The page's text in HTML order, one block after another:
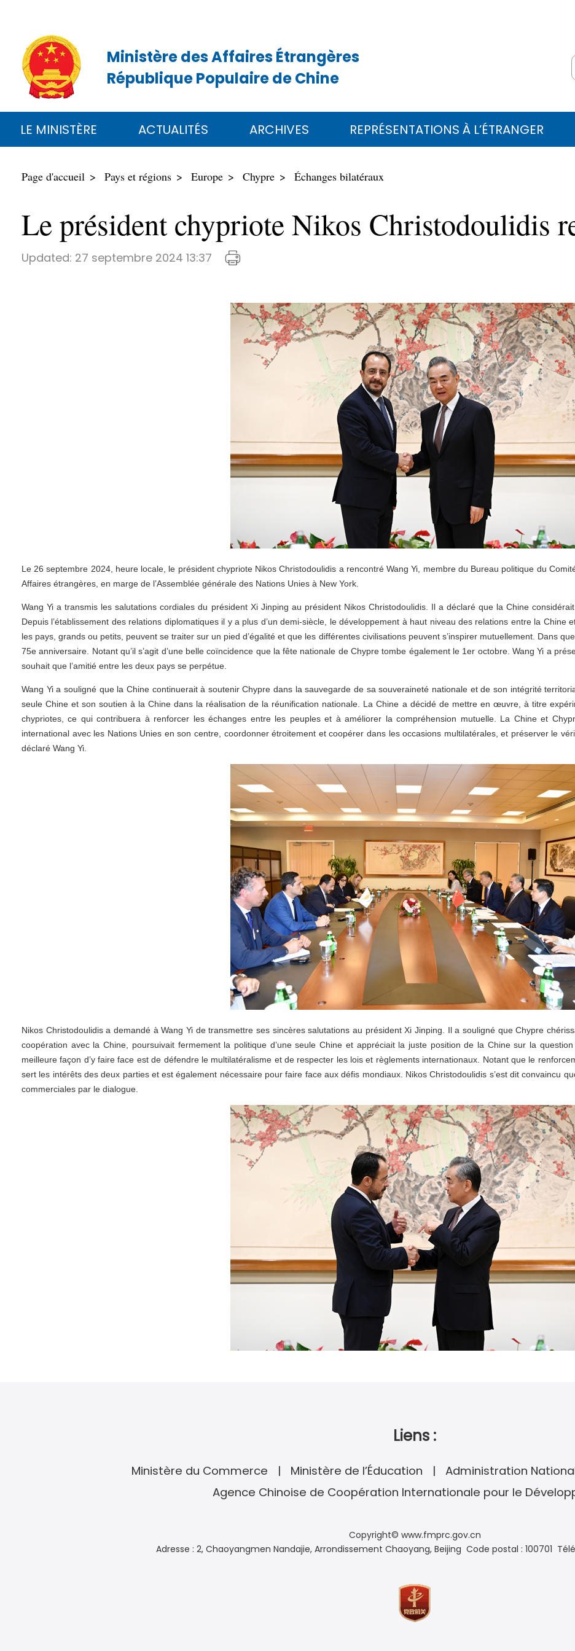
Ministère des Affaires Étrangères
République Populaire de Chine
LE MINISTÈRE ACTUALITÉS ARCHIVES REPRÉSENTATIONS À L’ÉTRANGER
Page d'accueil Pays et régions Europe Chypre Échanges bilatéraux
Le président chypriote Nikos Christodoulidis
Updated: 27 septembre 2024 13:37
Le 26 septembre 2024, heure locale, le président chypriote Nikos Christodoulidis a rencontré Wang Yi, membre du Bureau politique du
Affaires étrangères, en marge de l’Assemblée générale des Nations Unies à New York.
Wang Yi a transmis les salutations cordiales du président Xi Jinping au président Nikos Christodoulidis. Il a déclaré que la Chine
Depuis l’établissement des relations diplomatiques il y a plus d’un demi-siècle, le développement à haut niveau des relations entre la
les pays, grands ou petits, peuvent se traiter sur un pied d’égalité et que les différentes civilisations peuvent s’inspirer mutuellement. Dans
75e anniversaire. Notant qu’il s’agit d’une belle coïncidence que la fête nationale de Chypre tombe également le 1er octobre. Wang Yi a
souhait que l’amitié entre les deux pays se perpétue.
Wang Yi a souligné que la Chine continuerait à soutenir Chypre dans la sauvegarde de sa souveraineté nationale et de son intégrité
seule Chine et son soutien à la Chine dans la réalisation de la réunification nationale. La Chine a décidé de mettre en œuvre, à titre
chypriotes, ce qui contribuera à renforcer les échanges entre les peuples et à améliorer la compréhension mutuelle. La Chine et
international avec les Nations Unies en son centre, coordonner étroitement et coopérer dans les occasions multilatérales, et préserver le
déclaré Wang Yi.
Nikos Christodoulidis a demandé à Wang Yi de transmettre ses sincères salutations au président Xi Jinping. Il a souligné que Chypre
coopération avec la Chine, poursuivait fermement la politique d’une seule Chine et appréciait la juste position de la Chine sur la
meilleure façon d’y faire face est de défendre le multilatéralisme et de respecter les lois et règlements internationaux. Notant que le
sert les intérêts des deux parties et est également nécessaire pour faire face aux défis mondiaux. Nikos Christodoulidis s’est dit convaincu
commerciales par le dialogue.
Liens :
Ministère du Commerce Ministère de l’Éducation
Administration
Agence Chinoise de Coopération Internationale pour le
Copyright© www.fmprc.gov.cn
Adresse : 2, Chaoyangmen Nandajie, Arrondissement Chaoyang, Beijing Code postal : 100701